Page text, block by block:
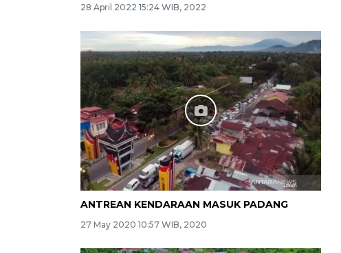
28 April 2022 15:24 WIB, 2022
ANTREAN KENDARAAN MASUK PADANG
27 May 2020 10:57 WIB, 2020